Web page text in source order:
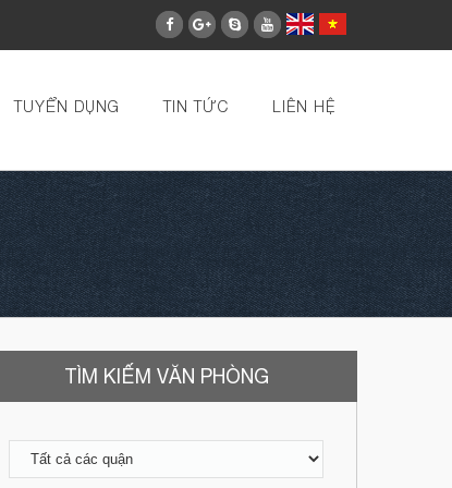
TUYỂN DỤNG TIN TỨC LIÊN HỆ
TÌM KIẾM VĂN PHÒNG